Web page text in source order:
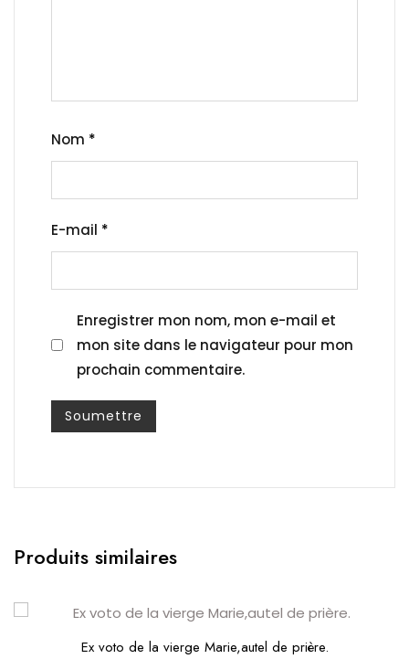
Nom *
E-mail *
Enregistrer mon nom, mon e-mail et
mon site dans le navigateur pour mon
prochain commentaire.
Produits similaires
Ex voto de la vierge Marie,autel de prière.